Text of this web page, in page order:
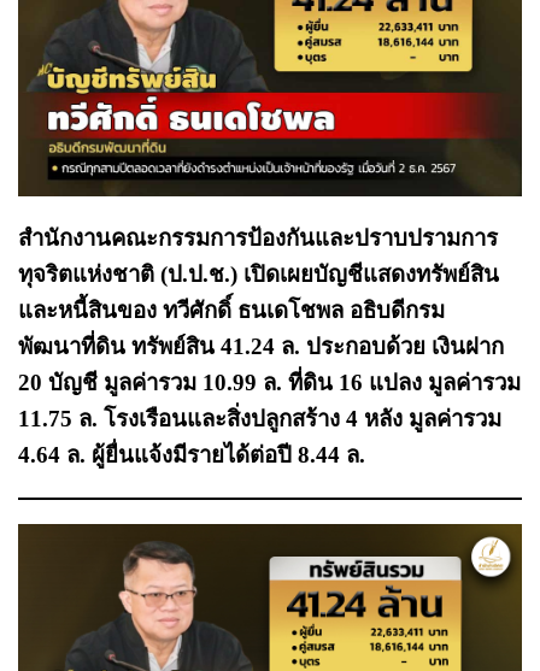
สำนักงานคณะกรรมการป้องกันและปราบปรามการ
ทุจริตแห่งชาติ (ป.ป.ช.) เปิดเผยบัญชีแสดงทรัพย์สิน
และหนี้สินของ ทวีศักดิ์ ธนเดโชพล อธิบดีกรม
พัฒนาที่ดิน ทรัพย์สิน 41.24 ล. ประกอบด้วย เงินฝาก
20 บัญชี มูลค่ารวม 10.99 ล. ที่ดิน 16 แปลง มูลค่ารวม
11.75 ล. โรงเรือนและสิ่งปลูกสร้าง 4 หลัง มูลค่ารวม
4.64 ล. ผู้ยื่นแจ้งมีรายได้ต่อปี 8.44 ล.